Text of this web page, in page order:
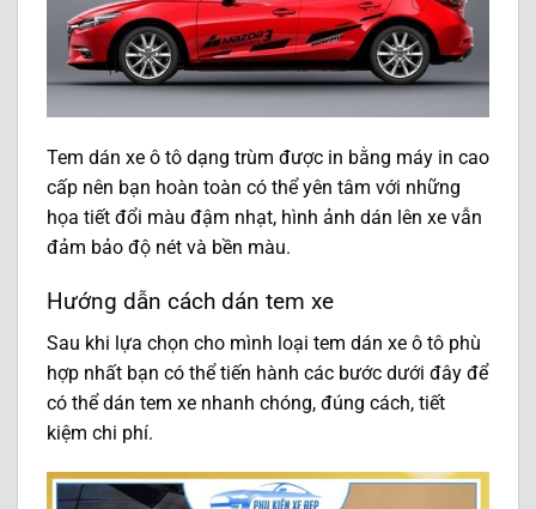
Tem dán xe ô tô dạng trùm được in bằng máy in cao
cấp nên bạn hoàn toàn có thể yên tâm với những
họa tiết đổi màu đậm nhạt, hình ảnh dán lên xe vẫn
đảm bảo độ nét và bền màu.
Hướng dẫn cách dán tem xe
Sau khi lựa chọn cho mình loại tem dán xe ô tô phù
hợp nhất bạn có thể tiến hành các bước dưới đây để
có thể dán tem xe nhanh chóng, đúng cách, tiết
kiệm chi phí.